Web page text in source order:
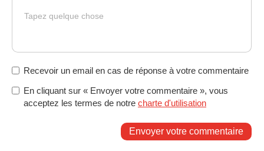
Tapez quelque chose
Recevoir un email en cas de réponse à votre commentaire
En cliquant sur « Envoyer votre commentaire », vous
acceptez les termes de notre charte d'utilisation
Envoyer votre commentaire